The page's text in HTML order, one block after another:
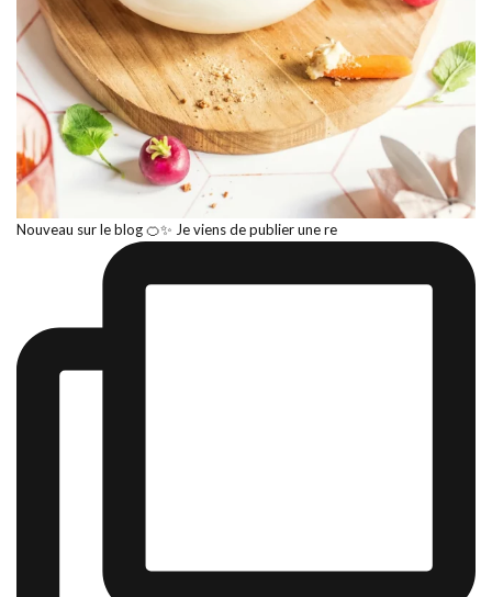
Nouveau sur le blog 🍊✨ Je viens de publier une re